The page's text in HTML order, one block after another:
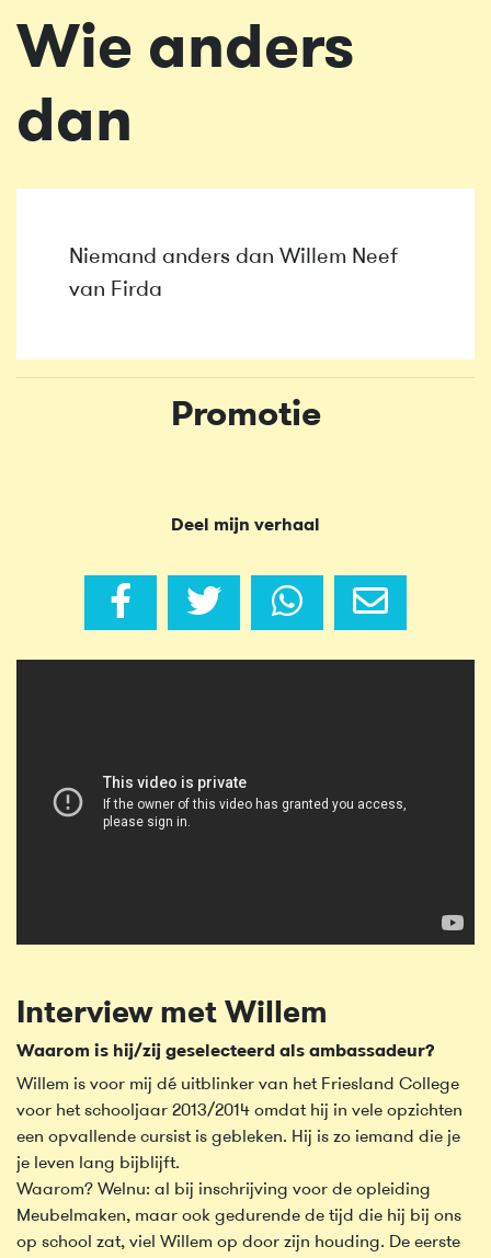
Wie anders
dan
Niemand anders dan Willem Neef
van Firda
Promotie
Deel mijn verhaal
Interview met Willem
Waarom is hij/zij geselecteerd als ambassadeur?
Willem is voor mij dé uitblinker van het Friesland College
voor het schooljaar 2013/2014 omdat hij in vele opzichten
een opvallende cursist is gebleken. Hij is zo iemand die je
je leven lang bijblijft.
Waarom? Welnu: al bij inschrijving voor de opleiding
Meubelmaken, maar ook gedurende de tijd die hij bij ons
op school zat, viel Willem op door zijn houding. De eerste